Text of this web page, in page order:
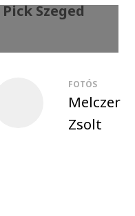
Szeged
FOTÓS
Melczer
Zsolt